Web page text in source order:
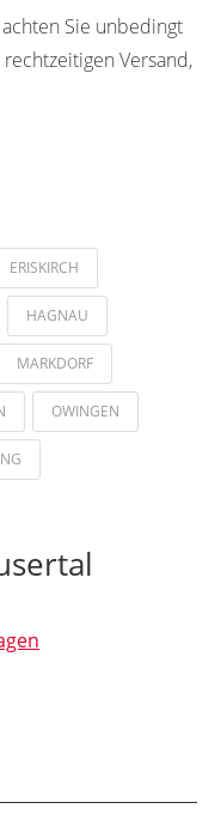
Sie unbedingt
Versand,
ERISKIRCH
HAGNAU
MARKDORF
OWINGEN